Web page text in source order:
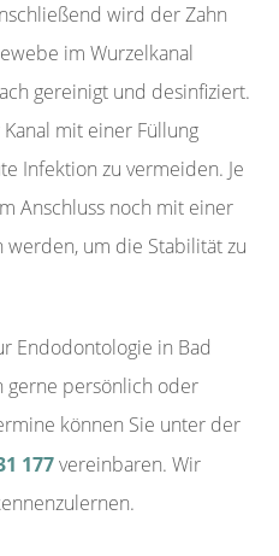
wird der Zahn
im Wurzelkanal
gereinigt und desinfiziert.
mit einer Füllung
Infektion zu vermeiden. Je
Anschluss noch mit einer
werden, um die Stabilität zu
Endodontologie in Bad
gerne persönlich oder
können Sie unter der
177vereinbaren. Wir